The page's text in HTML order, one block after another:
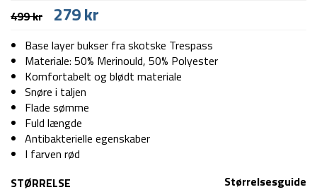
499kr Den
oprindelige
pris
var:
499 kr.
279kr
pris
er:
279 kr.
Base layer bukser fra skotske Trespass
Materiale: 50% Merinould, 50% Polyester
Komfortabelt og blødt materiale
Snøre i taljen
Flade sømme
Fuld længde
Antibakterielle egenskaber
I farven rød
Størrelsesguide
STØRRELSE